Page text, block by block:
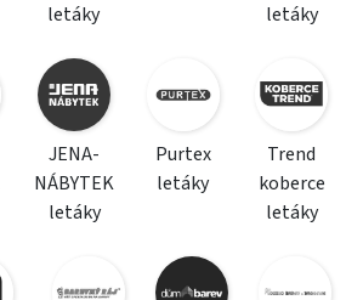
letáky
letáky
JENA-
NÁBYTEK
letáky
Purtex
letáky
Trend
koberce
letáky